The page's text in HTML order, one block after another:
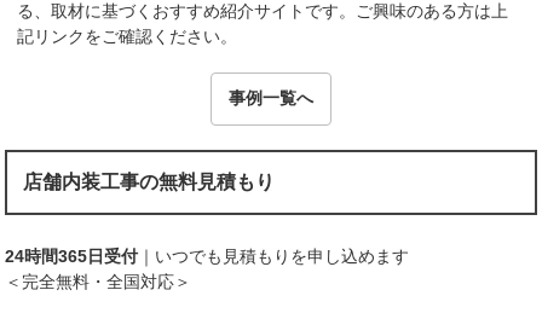
る、取材に基づくおすすめ紹介サイトです。ご興味のある方は上
記リンクをご確認ください。
事例一覧へ
店舗内装工事の無料見積もり
24時間365日受付 ｜いつでも見積もりを申し込めます
＜完全無料・全国対応＞